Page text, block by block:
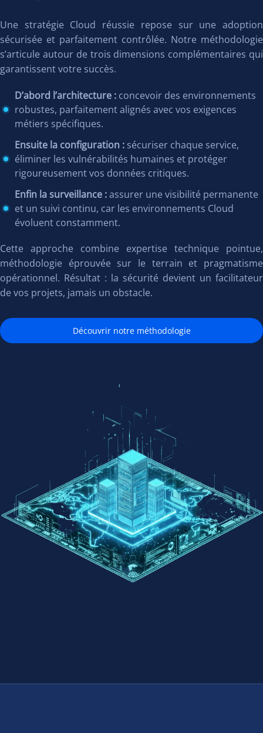
Une stratégie Cloud réussie repose sur une adoption
sécurisée et parfaitement contrôlée. Notre méthodologie
s’articule autour de trois dimensions complémentaires qui
garantissent votre succès.
D’abord l’architecture : concevoir des environnements
robustes, parfaitement alignés avec vos exigences
métiers spécifiques.
Ensuite la configuration : sécuriser chaque service,
éliminer les vulnérabilités humaines et protéger
rigoureusement vos données critiques.
Enfin la surveillance :assurer une visibilité permanente
et un suivi continu, car les environnements Cloud
évoluent constamment.
Cette approche combine expertise technique pointue,
méthodologie éprouvée sur le terrain et pragmatisme
opérationnel. Résultat : la sécurité devient un facilitateur
de vos projets, jamais un obstacle.
Découvrir notre méthodologie